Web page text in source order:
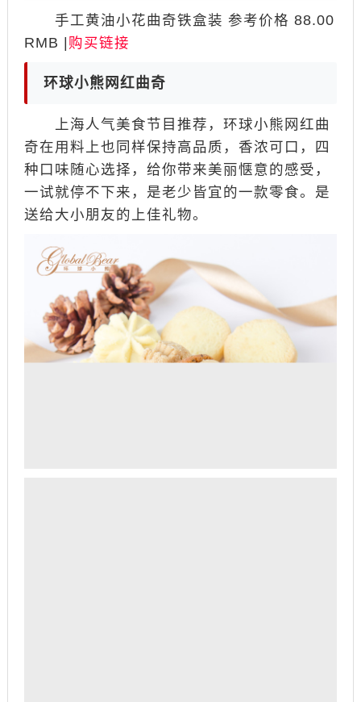
RMB | 购买链接
环球小熊网红曲奇
上海人气美食节目推荐，环球小熊网红曲
奇在用料上也同样保持高品质，香浓可口，四
种口味随心选择，给你带来美丽惬意的感受，
一试就停不下来，是老少皆宜的一款零食。是
送给大小朋友的上佳礼物。